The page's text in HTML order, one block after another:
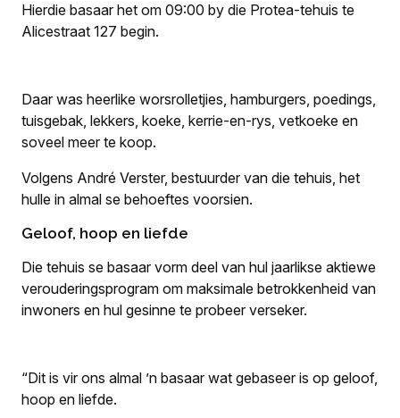
Hierdie basaar het om 09:00 by die Protea-tehuis te
Alicestraat 127 begin.
Daar was heerlike worsrolletjies, hamburgers, poedings,
tuisgebak, lekkers, koeke, kerrie-en-rys, vetkoeke en
soveel meer te koop.
Volgens André Verster, bestuurder van die tehuis, het
hulle in almal se behoeftes voorsien.
Geloof, hoop en liefde
Die tehuis se basaar vorm deel van hul jaarlikse aktiewe
verouderingsprogram om maksimale betrokkenheid van
inwoners en hul gesinne te probeer verseker.
“Dit is vir ons almal ’n basaar wat gebaseer is op geloof,
hoop en liefde.